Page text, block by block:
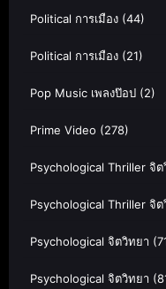
Political การเมือง (44)
Political การเมือง (21)
Pop Music เพลงป๊อป (2)
Prime Video (278)
Psychological Thriller จิต
Psychological Thriller จิต
Psychological จิตวิทยา
Psychological จิตวิทยา